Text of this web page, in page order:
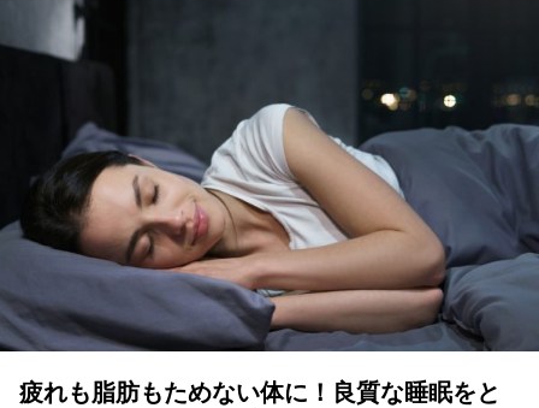
疲れも脂肪もためない体に！良質な睡眠をと